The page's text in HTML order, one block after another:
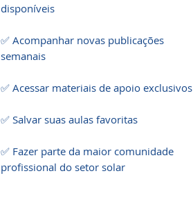
disponíveis
✅ Acompanhar novas publicações
semanais
✅ Acessar materiais de apoio exclusivos
✅ Salvar suas aulas favoritas
✅ Fazer parte da maior comunidade
profissional do setor solar